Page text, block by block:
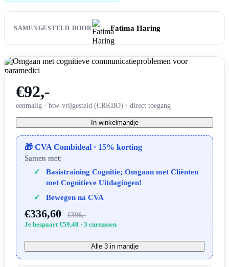
SAMENGESTELD DOOR Fatima Haring
€92,-
eenmalig · btw-vrijgesteld (CRKBO) · direct toegang
In winkelmandje
🎁 CVA Combideal · 15% korting
Samen met:
Basistraining Cognitie; Omgaan met Cliënten
met Cognitieve Uitdagingen!
Bewegen na CVA
€336,60 €396,-
Je bespaart €59,40 · 3 cursussen
Alle 3 in mandje